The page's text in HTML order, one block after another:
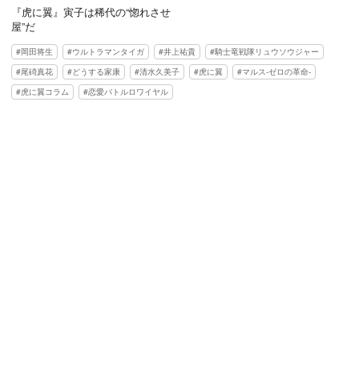
『虎に翼』寅子は稀代の“惚れさせ
屋”だ
岡田将生 ウルトラマンタイガ 井上祐貴
騎士竜戦隊リュウソウジャー
尾碕真花
どうする家康 清水久美子 虎に翼
マルス-ゼロの革命-
虎に翼コラム
恋愛バトルロワイヤル